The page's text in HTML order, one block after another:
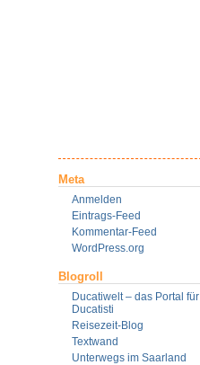
Meta
Anmelden
Eintrags-Feed
Kommentar-Feed
WordPress.org
Blogroll
Ducatiwelt – das Portal für
Ducatisti
Reisezeit-Blog
Textwand
Unterwegs im Saarland